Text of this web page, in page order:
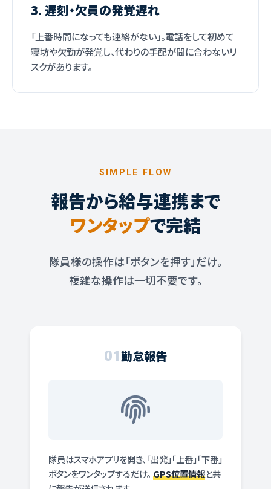
3. 遅刻・欠員の発覚遅れ
「上番時間になっても連絡がない」。電話をして初めて
寝坊や欠勤が発覚し、代わりの手配が間に合わないリ
スクがあります。
SIMPLE FLOW
報告から給与連携まで
ワンタップで完結
隊員様の操作は「ボタンを押す」だけ。
複雑な操作は一切不要です。
01勤怠報告
隊員はスマホアプリを開き、「出発」「上番」「下番」
ボタンをワンタップするだけ。 GPS位置情報と共